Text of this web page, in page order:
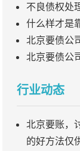
不良债权处
什么样才是
北京要债公
北京要债公
行业动态
北京要账，
的好方法仅